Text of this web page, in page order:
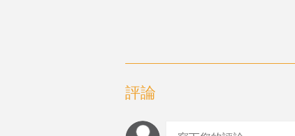
評論